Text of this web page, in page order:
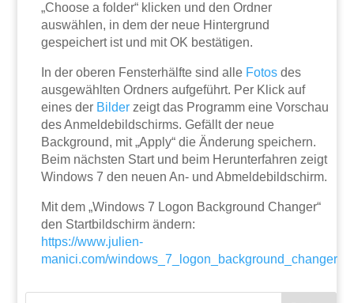
„Choose a folder“ klicken und den Ordner
auswählen, in dem der neue Hintergrund
gespeichert ist und mit OK bestätigen.
In der oberen Fensterhälfte sind alle Fotos des
ausgewählten Ordners aufgeführt. Per Klick auf
eines der Bilder zeigt das Programm eine Vorschau
des Anmeldebildschirms. Gefällt der neue
Background, mit „Apply“ die Änderung speichern.
Beim nächsten Start und beim Herunterfahren zeigt
Windows 7 den neuen An- und Abmeldebildschirm.
Mit dem „Windows 7 Logon Background Changer“
den Startbildschirm ändern:
https://www.julien-
manici.com/windows_7_logon_background_changer